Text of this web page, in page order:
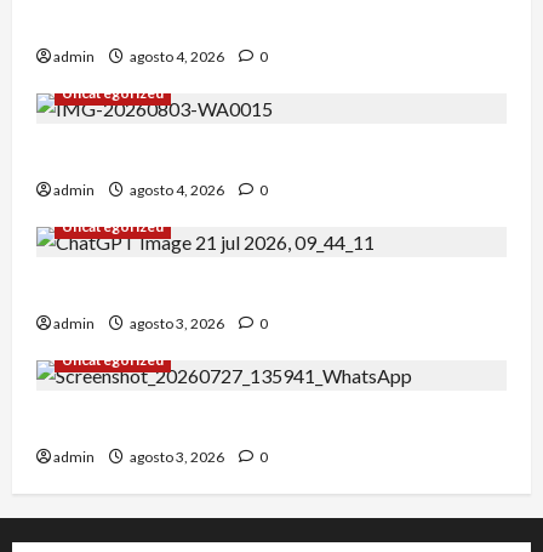
admin agosto 4, 2026
0
Uncategorized
admin agosto 4, 2026
0
Uncategorized
admin agosto 3, 2026
0
Uncategorized
admin agosto 3, 2026 0